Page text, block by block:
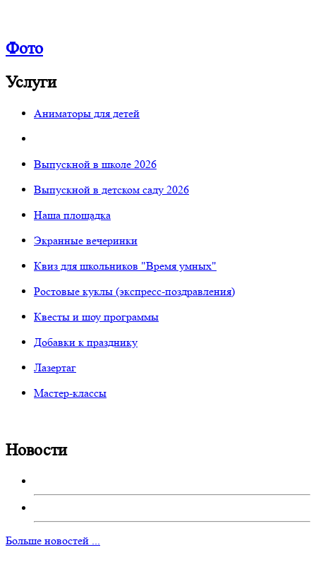
Фото
Услуги
Аниматоры для детей
Выпускной в школе 2026
Выпускной в детском саду 2026
Наша площадка
Экранные вечеринки
Квиз для школьников "Время умных"
Ростовые куклы (экспресс-поздравления)
Квесты и шоу программы
Добавки к празднику
Лазертаг
Мастер-классы
Новости
Больше новостей ...